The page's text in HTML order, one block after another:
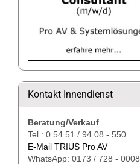
Kontakt Innendienst
Beratung/Verkauf
Tel.: 0 54 51 / 94 08 - 550
E-Mail TRIUS Pro AV
WhatsApp: 0173 / 728 - 0008